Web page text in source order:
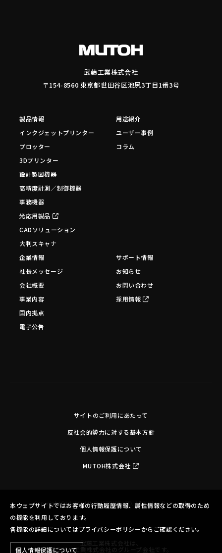
武藤工業株式会社
〒154-8560 東京都世田谷区池尻3丁目1番3号
製品情報
インクジェットプリンター
プロッター
3Dプリンター
設計製図機器
高精度計測／制御機器
事務機器
光応用製品
CADソリューション
大判スキャナ
用途紹介
ユーザー事例
コラム
企業情報
社長メッセージ
会社概要
事業内容
国内拠点
電子公告
サポート情報
お知らせ
お問い合わせ
採用情報
サイトのご利用にあたって
反社会的勢力に対する基本方針
個人情報保護について
MUTOH株式会社
Copyright©MUTOH INDUSTRIES LTD. All Rights Reserved.
本ウェブサイトではお客様の行動履歴情報、属性情報などの取得のため
の機能を利用しております。
各機能の詳細についてはプライバシーポリシーからご確認ください。
個人情報保護について
武藤工業株式会社は、
ブラザー工業株式会社のグループ会社です。